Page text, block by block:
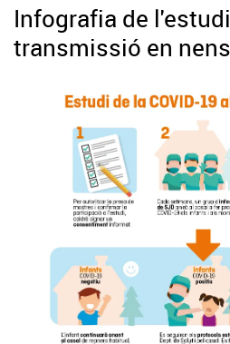
Infografia de
transmissió en